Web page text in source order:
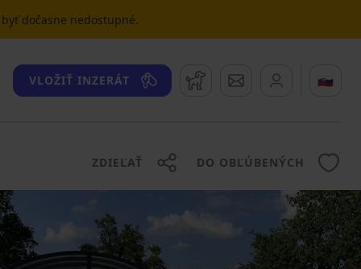
dočasne nedostupné.
VLOŽIŤ INZERÁT Strážny pesSprávy 🇸🇰
ZDIEĽAŤ DO OBĽÚBENÝCH